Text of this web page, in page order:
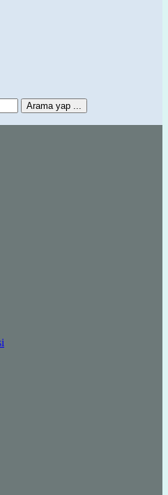
Arama yap ...